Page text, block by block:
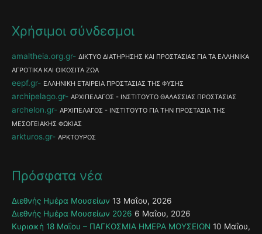
Χρήσιμοι σύνδεσμοι
amaltheia.org.gr
ΔΙΚΤΥΟ ΔΙΑΤΗΡΗΣΗΣ ΚΑΙ ΠΡΟΣΤΑΣΙΑΣ ΓΙΑ ΤΑ ΕΛΛΗΝΙΚΑ
ΑΓΡΟΤΙΚΑ ΚΑΙ ΟΙΚΟΣΙΤΑ ΖΩΑ
eepf.gr ΕΛΛΗΝΙΚΗ ΕΤΑΙΡΕΙΑ ΠΡΟΣΤΑΣΙΑΣ ΤΗΣ ΦΥΣΗΣ
archipelago.gr ΑΡΧΙΠΕΛΑΓΟΣ - ΙΝΣΤΙΤΟΥΤΟ ΘΑΛΑΣΣΙΑΣ ΠΡΟΣΤΑΣΙΑΣ
archelon.gr
ΑΡΧΙΠΕΛΑΓΟΣ - ΙΝΣΤΙΤΟΥΤΟ ΓΙΑ ΤΗΝ ΠΡΟΣΤΑΣΙΑ ΤΗΣ
ΜΕΣΟΓΕΙΑΚΗΣ ΦΩΚΙΑΣ
arkturos.gr ΑΡΚΤΟΥΡΟΣ
Πρόσφατα νέα
Διεθνής Ημέρα Μουσείων 13 Μαΐου, 2026
Διεθνής Ημέρα Μουσείων 2026 6 Μαΐου, 2026
Κυριακή 18 Μαΐου – ΠΑΓΚΟΣΜΙΑ ΗΜΕΡΑ ΜΟΥΣΕΙΩΝ 10 Μαΐου,